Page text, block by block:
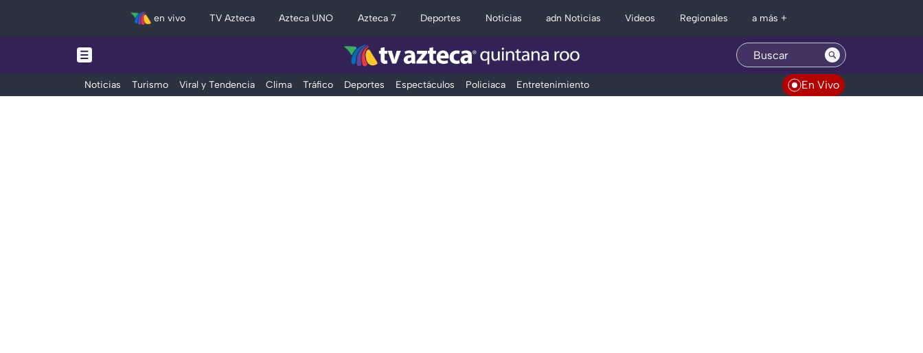
en vivo TV Azteca Azteca UNO Azteca 7 Deportes Noticias adn Noticias Videos Regionales a más +
Noticias Turismo Viral y Tendencia Clima Tráfico Deportes Espectáculos Policiaca Entretenimiento En Vivo